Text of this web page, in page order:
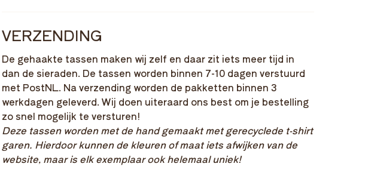
VERZENDING
De gehaakte tassen maken wij zelf en daar zit iets meer tijd in
dan de sieraden. De tassen worden binnen 7-10 dagen verstuurd
met PostNL. Na verzending worden de pakketten binnen 3
werkdagen geleverd. Wij doen uiteraard ons best om je bestelling
zo snel mogelijk te versturen!
Deze tassen worden met de hand gemaakt met gerecyclede t-shirt
garen. Hierdoor kunnen de kleuren of maat iets afwijken van de
website, maar is elk exemplaar ook helemaal uniek!